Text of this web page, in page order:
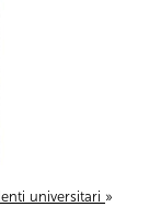
universitari »